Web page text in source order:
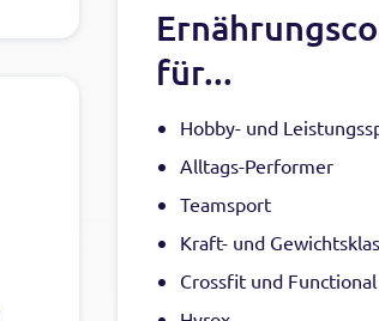
für...
Hobby- und
Alltags-Performer
Teamsport
Kraft- und
Crossfit und